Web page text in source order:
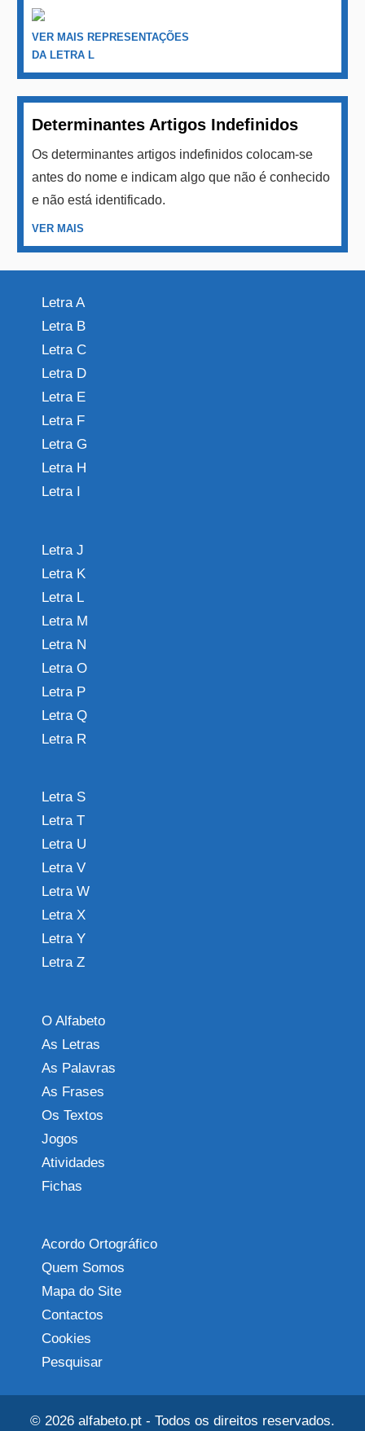
VER MAIS REPRESENTAÇÕES
DA LETRA L
Determinantes Artigos Indefinidos
Os determinantes artigos indefinidos colocam-se
antes do nome e indicam algo que não é conhecido
e não está identificado.
VER MAIS
Letra A
Letra B
Letra C
Letra D
Letra E
Letra F
Letra G
Letra H
Letra I
Letra J
Letra K
Letra L
Letra M
Letra N
Letra O
Letra P
Letra Q
Letra R
Letra S
Letra T
Letra U
Letra V
Letra W
Letra X
Letra Y
Letra Z
O Alfabeto
As Letras
As Palavras
As Frases
Os Textos
Jogos
Atividades
Fichas
Acordo Ortográfico
Quem Somos
Mapa do Site
Contactos
Cookies
Pesquisar
© 2026 alfabeto.pt - Todos os direitos reservados.